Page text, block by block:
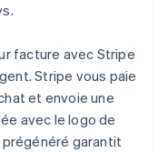
facture avec Stripe
Stripe vous paie
et envoie une
avec le logo de
garantit